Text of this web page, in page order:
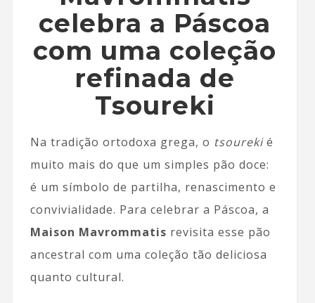
celebra a Páscoa
com uma coleção
refinada de
Tsoureki
Na tradição ortodoxa grega, o tsourekié
muito mais do que um simples pão doce:
é um símbolo de partilha, renascimento e
convivialidade. Para celebrar a Páscoa, a
Maison Mavrommatis revisita esse pão
ancestral com uma coleção tão deliciosa
quanto cultural.